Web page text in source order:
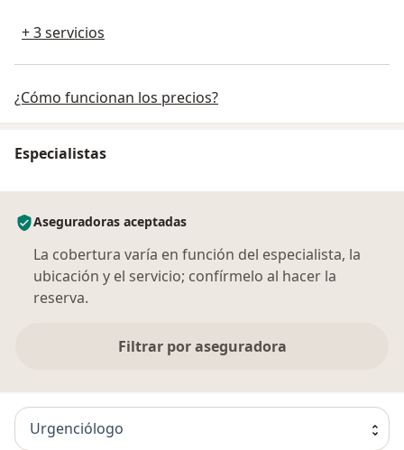
+ 3 servicios
¿Cómo funcionan los precios?
Especialistas
Aseguradoras aceptadas
La cobertura varía en función del especialista, la
ubicación y el servicio; confírmelo al hacer la
reserva.
Filtrar por aseguradora
Urgenciólogo